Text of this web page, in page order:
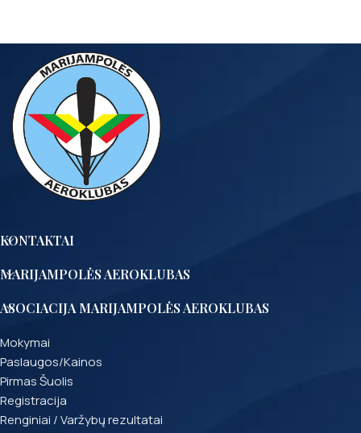
KONTAKTAI
MARIJAMPOLĖS AEROKLUBAS
ASOCIACIJA MARIJAMPOLĖS AEROKLUBAS
Mokymai
Paslaugos/Kainos
Pirmas Šuolis
Registracija
Renginiai / Varžybų rezultatai